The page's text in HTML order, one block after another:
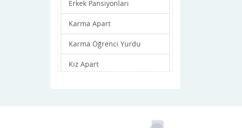
Merkez
Sandıklı
Sinanpaşa
Sincanli
Erkek Pansiyonları
Karma Apart
Karma Öğrenci Yurdu
Kız Apart